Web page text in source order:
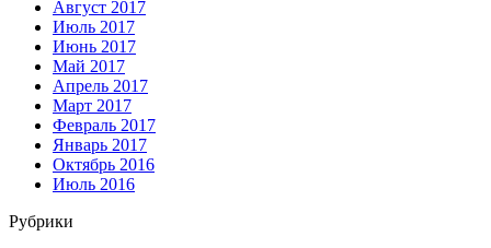
Август 2017
Июль 2017
Июнь 2017
Май 2017
Апрель 2017
Март 2017
Февраль 2017
Январь 2017
Октябрь 2016
Июль 2016
Рубрики